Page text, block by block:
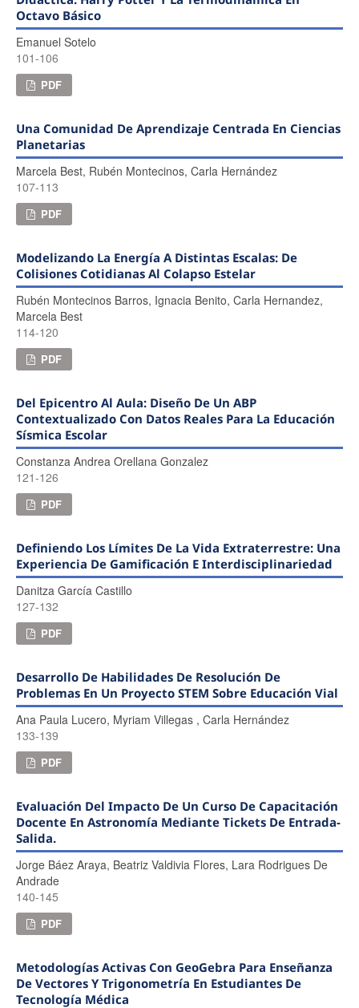
Octavo Básico
Emanuel Sotelo
101-106
PDF
Una Comunidad De Aprendizaje Centrada En Ciencias
Planetarias
Marcela Best, Rubén Montecinos, Carla Hernández
107-113
PDF
Modelizando La Energía A Distintas Escalas: De
Colisiones Cotidianas Al Colapso Estelar
Rubén Montecinos Barros, Ignacia Benito, Carla Hernandez,
Marcela Best
114-120
PDF
Del Epicentro Al Aula: Diseño De Un ABP
Contextualizado Con Datos Reales Para La Educación
Sísmica Escolar
Constanza Andrea Orellana Gonzalez
121-126
PDF
Definiendo Los Límites De La Vida Extraterrestre: Una
Experiencia De Gamificación E Interdisciplinariedad
Danitza García Castillo
127-132
PDF
Desarrollo De Habilidades De Resolución De
Problemas En Un Proyecto STEM Sobre Educación Vial
Ana Paula Lucero, Myriam Villegas , Carla Hernández
133-139
PDF
Evaluación Del Impacto De Un Curso De Capacitación
Docente En Astronomía Mediante Tickets De Entrada-
Salida.
Jorge Báez Araya, Beatriz Valdivia Flores, Lara Rodrigues De
Andrade
140-145
PDF
Metodologías Activas Con GeoGebra Para Enseñanza
De Vectores Y Trigonometría En Estudiantes De
Tecnología Médica